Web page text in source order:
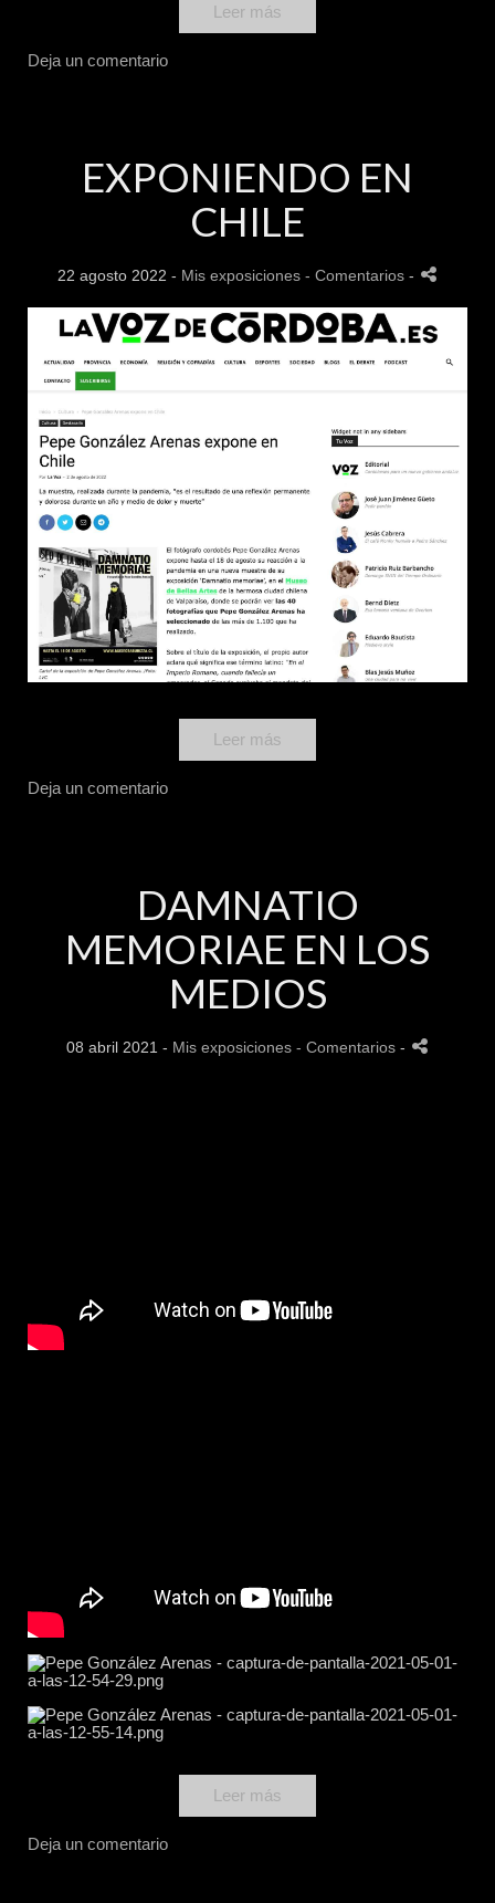
Leer más
Deja un comentario
EXPONIENDO EN
CHILE
22 agosto 2022 - Mis exposiciones - Comentarios -
Leer más
Deja un comentario
DAMNATIO
MEMORIAE EN LOS
MEDIOS
08 abril 2021 - Mis exposiciones - Comentarios -
Leer más
Deja un comentario